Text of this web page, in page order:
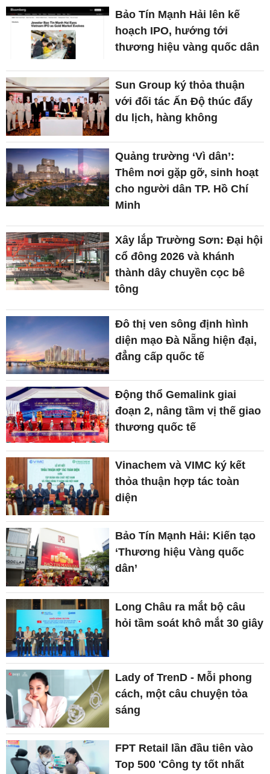
Bảo Tín Mạnh Hải lên kế
hoạch IPO, hướng tới
thương hiệu vàng quốc dân
Sun Group ký thỏa thuận
với đối tác Ấn Độ thúc đẩy
du lịch, hàng không
Quảng trường ‘Vì dân’:
Thêm nơi gặp gỡ, sinh hoạt
cho người dân TP. Hồ Chí
Minh
Xây lắp Trường Sơn: Đại hội
cổ đông 2026 và khánh
thành dây chuyền cọc bê
tông
Đô thị ven sông định hình
diện mạo Đà Nẵng hiện đại,
đẳng cấp quốc tế
Động thổ Gemalink giai
đoạn 2, nâng tầm vị thế giao
thương quốc tế
Vinachem và VIMC ký kết
thỏa thuận hợp tác toàn
diện
Bảo Tín Mạnh Hải: Kiến tạo
‘Thương hiệu Vàng quốc
dân’
Long Châu ra mắt bộ câu
hỏi tầm soát khô mắt 30 giây
Lady of TrenD - Mỗi phong
cách, một câu chuyện tỏa
sáng
FPT Retail lần đầu tiên vào
Top 500 'Công ty tốt nhất